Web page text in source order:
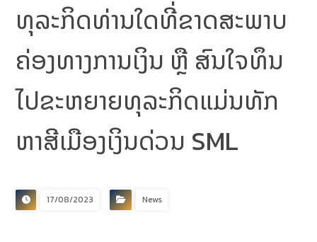
ທຸລະກິດທ່ານໃດທີ່ຂາດສະພາບ
ຄ່ອງທາງການເງິນ ຫຼື ສົນໃຈທຶນ
ໄປຂະຫຍາຍທຸລະກິດແມ່ນທັກ
ຫາສີເມືອງເງິນດ່ວນ SML
17/08/2023 News